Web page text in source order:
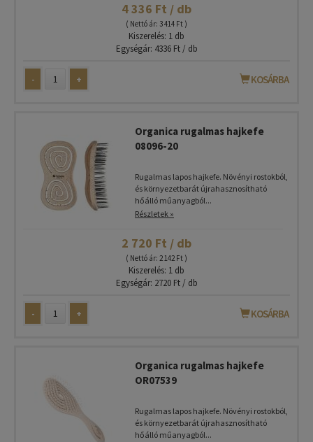
4 336 Ft / db
( Nettó ár: 3 414 Ft )
Kiszerelés: 1 db
Egységár: 4336 Ft / db
- + KOSÁRBA
Organica rugalmas hajkefe
08096-20
Rugalmas lapos hajkefe. Növényi rostokból,
és környezetbarát újrahasznosítható
hőálló műanyagból...
Részletek »
2 720 Ft / db
( Nettó ár: 2 142 Ft )
Kiszerelés: 1 db
Egységár: 2720 Ft / db
- + KOSÁRBA
Organica rugalmas hajkefe
OR07539
Rugalmas lapos hajkefe. Növényi rostokból,
és környezetbarát újrahasznosítható
hőálló műanyagból...